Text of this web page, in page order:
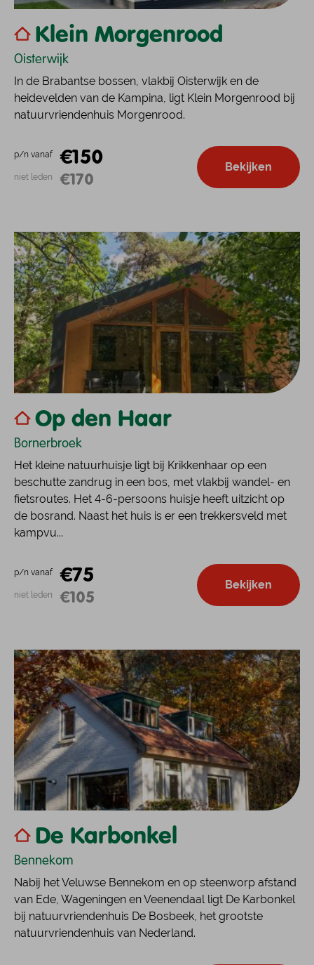
Klein Morgenrood
Oisterwijk
In de Brabantse bossen, vlakbij Oisterwijk en de
heidevelden van de Kampina, ligt Klein Morgenrood bij
natuurvriendenhuis Morgenrood.
p/n vanaf €150
niet leden €170
Bekijken
Op den Haar
Bornerbroek
Het kleine natuurhuisje ligt bij Krikkenhaar op een
beschutte zandrug in een bos, met vlakbij wandel- en
fietsroutes. Het 4-6-persoons huisje heeft uitzicht op
de bosrand. Naast het huis is er een trekkersveld met
kampvu...
p/n vanaf €75
niet leden €105
Bekijken
De Karbonkel
Bennekom
Nabij het Veluwse Bennekom en op steenworp afstand
van Ede, Wageningen en Veenendaal ligt De Karbonkel
bij natuurvriendenhuis De Bosbeek, het grootste
natuurvriendenhuis van Nederland.